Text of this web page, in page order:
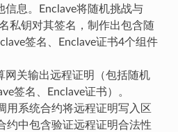
信息。Enclave将随机挑战与
私钥对其签名，制作出包含随
签名、Enclave证书4个组件
网关输出远程证明（包括随机
签名、Enclave证书）。
用系统合约将远程证明写入区
约中包含验证远程证明合法性